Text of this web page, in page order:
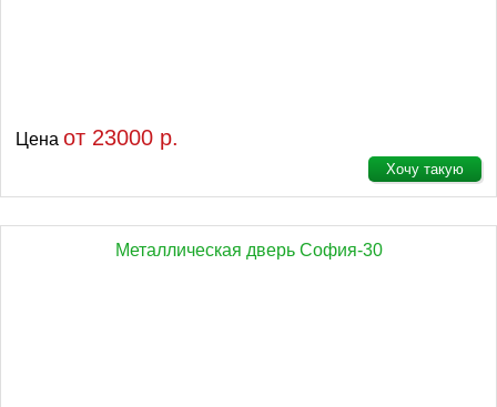
Цена от 23000 р.
Хочу такую
Металлическая дверь София-30